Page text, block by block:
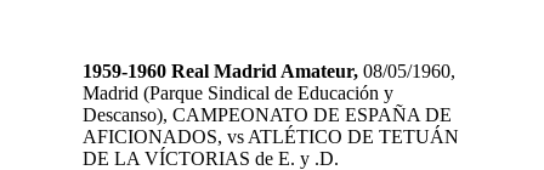
1959-1960 Real Madrid Amateur, 08/05/1960,
Madrid (Parque Sindical de Educación y
Descanso), CAMPEONATO DE ESPAÑA DE
AFICIONADOS, vs ATLÉTICO DE TETUÁN
DE LA VÍCTORIAS de E. y .D.